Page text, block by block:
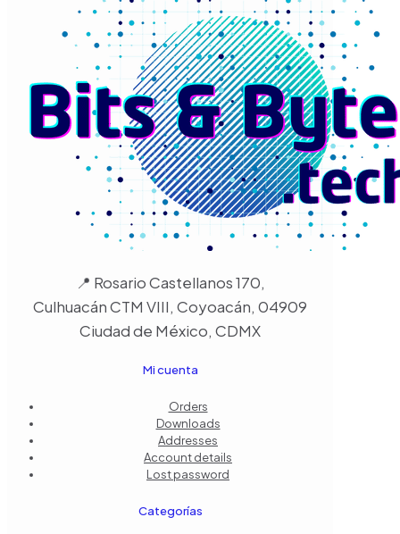
📍 Rosario Castellanos 170,
Culhuacán CTM VIII, Coyoacán, 04909
Ciudad de México, CDMX
Mi cuenta
Orders
Downloads
Addresses
Account details
Lost password
Categorías